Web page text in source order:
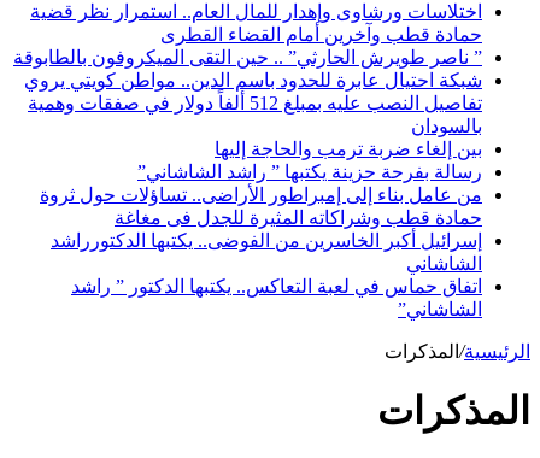
اختلاسات ورشاوى وإهدار للمال العام.. استمرار نظر قضية
حمادة قطب وآخرين أمام القضاء القطرى
” ناصر طويرش الحارثي” .. حين التقى الميكروفون بالطابوقة
شبكة احتيال عابرة للحدود باسم الدين.. مواطن كويتي يروي
تفاصيل النصب عليه بمبلغ 512 ألفاً دولار في صفقات وهمية
بالسودان
بين إلغاء ضربة ترمب والحاجة إليها
رسالة بفرحة حزينة يكتبها ” راشد الشاشاني”
من عامل بناء إلى إمبراطور الأراضى.. تساؤلات حول ثروة
حمادة قطب وشراكاته المثيرة للجدل فى مغاغة
إسرائيل أكبر الخاسرين من الفوضى.. يكتبها الدكتورراشد
الشاشاني
اتفاق حماس في لعبة التعاكس.. يكتبها الدكتور ” راشد
الشاشاني”
الرئيسية/ المذكرات
المذكرات